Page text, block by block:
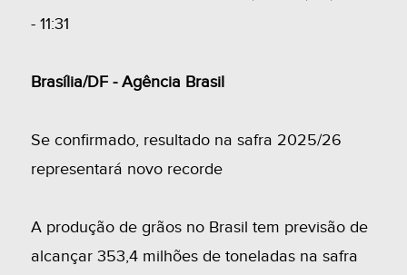
- 11:31
Brasília/DF - Agência Brasil
Se confirmado, resultado na safra 2025/26
representará novo recorde
A produção de grãos no Brasil tem previsão de
alcançar 353,4 milhões de toneladas na safra